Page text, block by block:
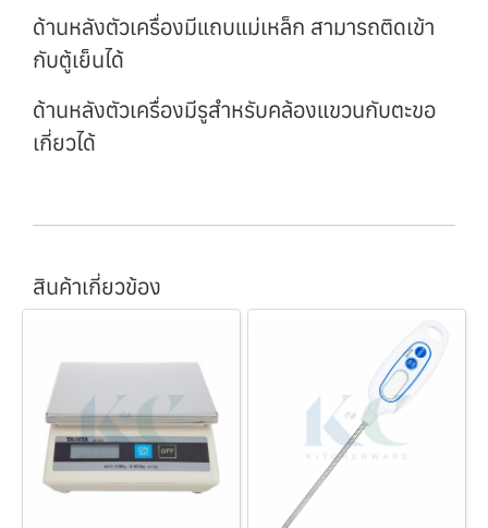
ด้านหลังตัวเครื่องมีแถบแม่เหล็ก สามารถติดเข้า
กับตู้เย็นได้
ด้านหลังตัวเครื่องมีรูสำหรับคล้องแขวนกับตะขอ
เกี่ยวได้
สินค้าเกี่ยวข้อง